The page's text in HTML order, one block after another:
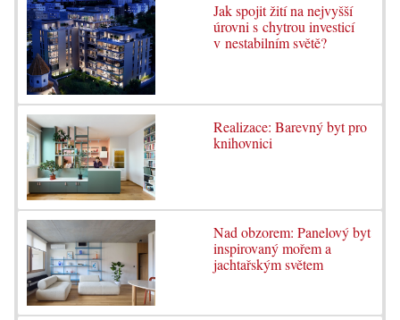
Jak spojit žití na nejvyšší
úrovni s chytrou investicí
v nestabilním světě?
Realizace: Barevný byt pro
knihovnici
Nad obzorem: Panelový byt
inspirovaný mořem a
jachtařským světem